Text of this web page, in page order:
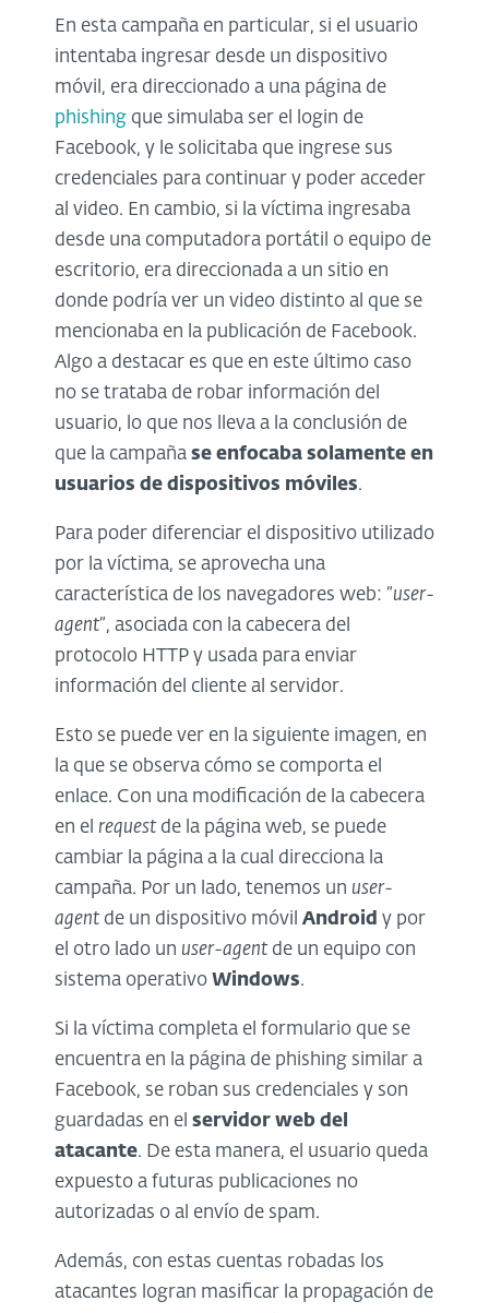
En esta campaña en particular, si el usuario
intentaba ingresar desde un dispositivo
móvil, era direccionado a una página de
phishing que simulaba ser el login de
Facebook, y le solicitaba que ingrese sus
credenciales para continuar y poder acceder
al video. En cambio, si la víctima ingresaba
desde una computadora portátil o equipo de
escritorio, era direccionada a un sitio en
donde podría ver un video distinto al que se
mencionaba en la publicación de Facebook.
Algo a destacar es que en este último caso
no se trataba de robar información del
usuario, lo que nos lleva a la conclusión de
que la campaña se enfocaba solamente en
usuarios de dispositivos móviles.
Para poder diferenciar el dispositivo utilizado
por la víctima, se aprovecha una
característica de los navegadores web: “user-
agent”, asociada con la cabecera del
protocolo HTTP y usada para enviar
información del cliente al servidor.
Esto se puede ver en la siguiente imagen, en
la que se observa cómo se comporta el
enlace. Con una modificación de la cabecera
en el request de la página web, se puede
cambiar la página a la cual direcciona la
campaña. Por un lado, tenemos un user-
agentde un dispositivo móvil Android y por
el otro lado un user-agent de un equipo con
sistema operativo Windows.
Si la víctima completa el formulario que se
encuentra en la página de phishing similar a
Facebook, se roban sus credenciales y son
guardadas en el servidor web del
atacante. De esta manera, el usuario queda
expuesto a futuras publicaciones no
autorizadas o al envío de spam.
Además, con estas cuentas robadas los
atacantes logran masificar la propagación de